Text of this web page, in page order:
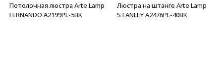
Потолочная люстра Arte Lamp
FERNANDO A2199PL-5BK
Люстра на штанге Arte Lamp
STANLEY A2476PL-40BK